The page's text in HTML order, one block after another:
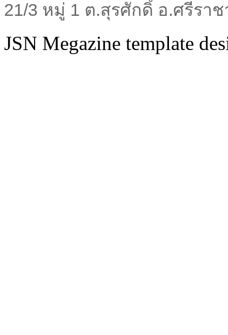
21/3 หมู่ 1 ต.สุรศักดิ์ อ.ศรีรา
JSN Megazine template